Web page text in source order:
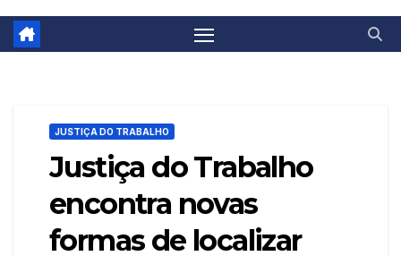
JUSTIÇA DO TRABALHO
Justiça do Trabalho
encontra novas
formas de localizar